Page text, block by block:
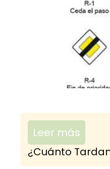
Leer más
¿Cuánto